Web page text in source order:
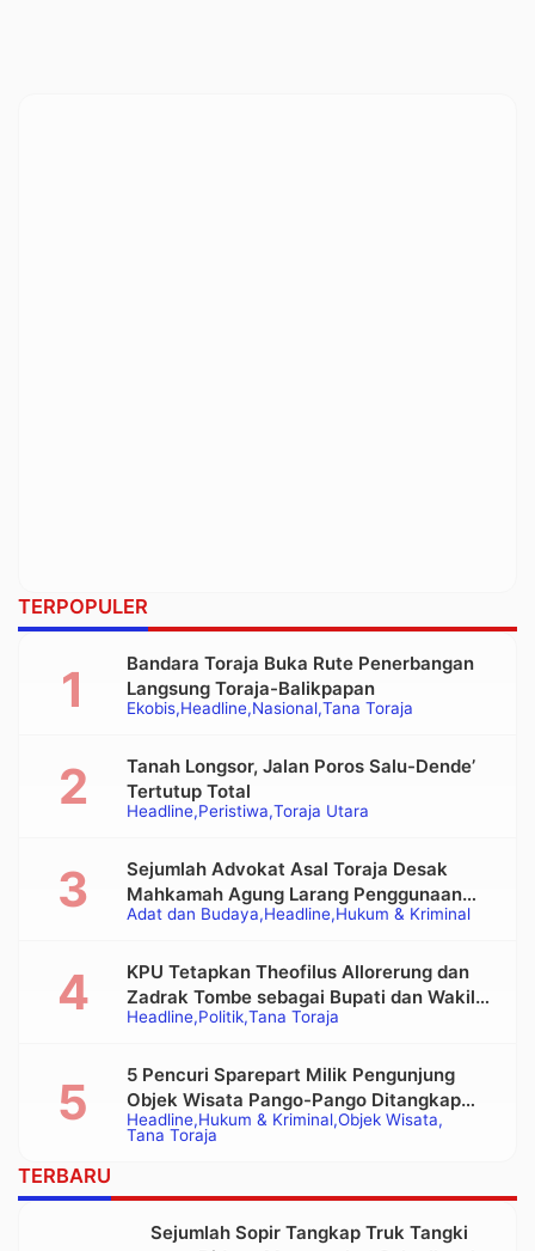
TERPOPULER
Ekobis Headline Nasional Tana Toraja
Bandara Toraja Buka Rute Penerbangan
Langsung Toraja-Balikpapan
Headline Peristiwa Toraja Utara
Tanah Longsor, Jalan Poros Salu-Dende’
Tertutup Total
Adat dan Budaya Headline Hukum & Kriminal
Sejumlah Advokat Asal Toraja Desak
Mahkamah Agung Larang Penggunaan
Alat Berat pada Eksekusi Rumah Adat
Headline Politik Tana Toraja
KPU Tetapkan Theofilus Allorerung dan
Zadrak Tombe sebagai Bupati dan Wakil
Bupati Tana Toraja Terpilih
Headline Hukum & Kriminal Objek Wisata
Tana Toraja
5 Pencuri Sparepart Milik Pengunjung
Objek Wisata Pango-Pango Ditangkap
Polisi
TERBARU
Sejumlah Sopir Tangkap Truk Tangki